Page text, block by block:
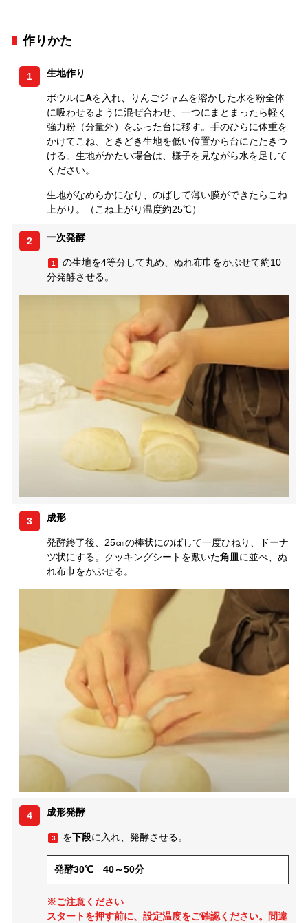
作りかた
1 生地作り
ボウルにAを入れ、りんごジャムを溶かした水を粉全体
に吸わせるように混ぜ合わせ、一つにまとまったら軽く
強力粉（分量外）をふった台に移す。手のひらに体重を
かけてこね、ときどき生地を低い位置から台にたたきつ
ける。生地がかたい場合は、様子を見ながら水を足して
ください。
生地がなめらかになり、のばして薄い膜ができたらこね
上がり。（こね上がり温度約25℃）
2 一次発酵
1
の生地を4等分して丸め、ぬれ布巾をかぶせて約10
分発酵させる。
3 成形
発酵終了後、25㎝の棒状にのばして一度ひねり、ドーナ
ツ状にする。クッキングシートを敷いた角皿に並べ、ぬ
れ布巾をかぶせる。
4 成形発酵
3 を下段に入れ、発酵させる。
発酵30℃ 40～50分
※ご注意ください
スタートを押す前に、設定温度をご確認ください。間違